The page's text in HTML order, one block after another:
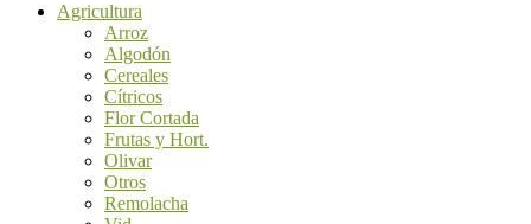
Agricultura
Arroz
Algodón
Cereales
Cítricos
Flor Cortada
Frutas y Hort.
Olivar
Otros
Remolacha